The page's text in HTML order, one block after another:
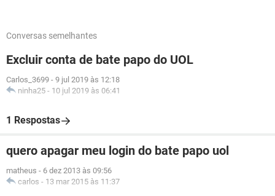
Conversas semelhantes
Excluir conta de bate papo do UOL
Carlos_3699 - 9 jul 2019 às 12:18
ninha25 - 10 jul 2019 às 06:41
1 Respostas
quero apagar meu login do bate papo uol
matheus - 6 dez 2013 às 09:56
carlos - 13 mar 2015 às 11:37